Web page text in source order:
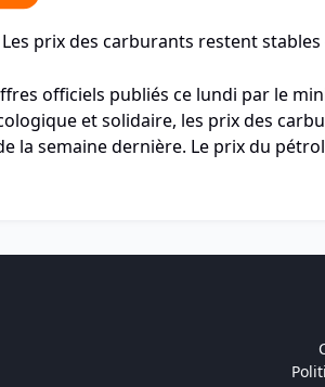
prix des carburants restent
officiels publiés ce lundi par le
et solidaire, les prix des
la semaine dernière. Le prix du
Le prix du Brent s'élève à